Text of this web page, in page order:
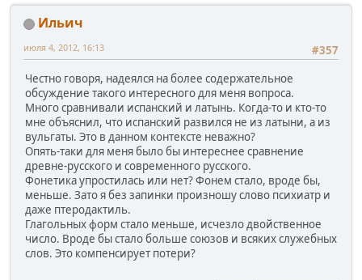
Ильич
#357
июля 4, 2012, 16:13
Честно говоря, надеялся на более содержательное
обсуждение такого интересного для меня вопроса.
Много сравнивали испанский и латынь. Когда-то и кто-то
мне объяснил, что испанский развился не из латыни, а из
вульгаты. Это в данном контексте неважно?
Опять-таки для меня было бы интереснее сравнение
древне-русского и современного русского.
Фонетика упростилась или нет? Фонем стало, вроде бы,
меньше. Зато я без запинки произношу слово психиатр и
даже птеродактиль.
Глагольных форм стало меньше, исчезло двойственное
число. Вроде бы стало больше союзов и всяких служебных
слов. Это компенсирует потери?